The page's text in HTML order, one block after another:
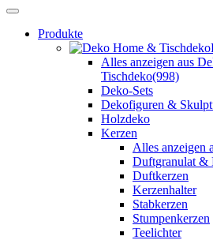
Produkte
Alles anzeigen aus
Tischdeko(998)
Deko-Sets
Dekofiguren &
Holzdeko
Kerzen
Alles anzeigen
Duftgranulat &
Duftkerzen
Kerzenhalter
Stabkerzen
Stumpenkerzen
Teelichter